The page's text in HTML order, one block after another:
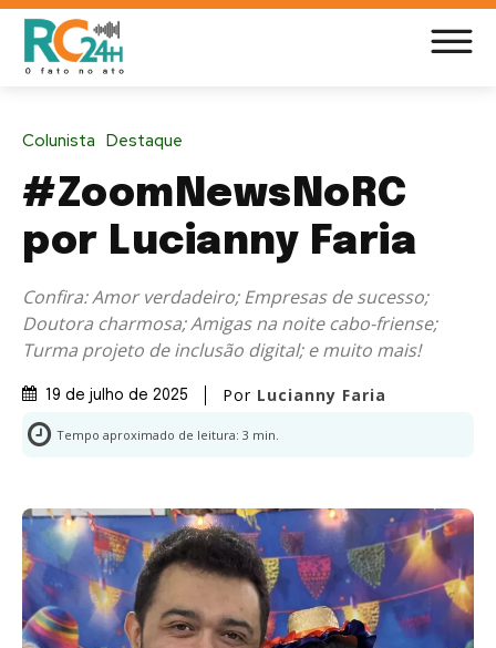
Colunista Destaque
#ZoomNewsNoRC
por Lucianny Faria
Confira: Amor verdadeiro; Empresas de sucesso;
Doutora charmosa; Amigas na noite cabo-friense;
Turma projeto de inclusão digital; e muito mais!
19 de julho de 2025 Por Lucianny Faria
Tempo aproximado de leitura: 3 min.